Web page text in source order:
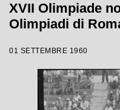
XVII Olimpiade
Olimpiadi di
01 SETTEMBRE 1960